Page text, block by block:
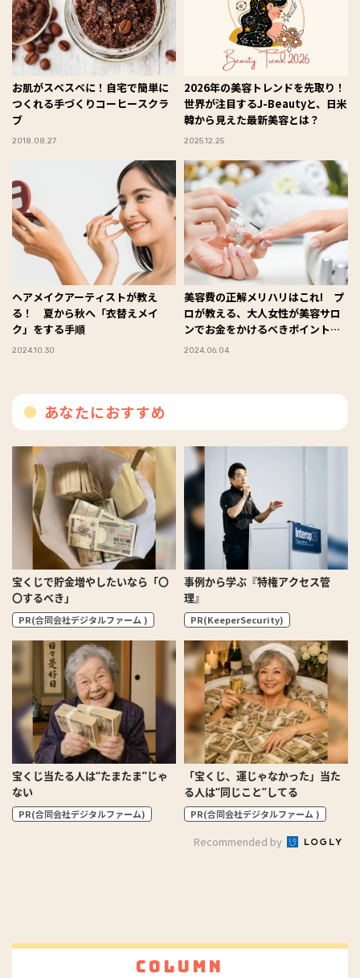
お肌がスベスベに！自宅で簡単に
つくれる手づくりコーヒースクラ
ブ
2018.08.27
2026年の美容トレンドを先取り！
世界が注目するJ-Beautyと、日米
韓から見えた最新美容とは？
2025.12.25
ヘアメイクアーティストが教え
る！ 夏から秋へ「衣替えメイ
ク」をする手順
2024.10.30
美容費の正解メリハリはこれ! プ
ロが教える、大人女性が美容サロ
ンでお金をかけるべきポイントと
は
2024.06.04
あなたにおすすめ
宝くじで貯金増やしたいなら「〇
〇するべき」
PR(合同会社デジタルファーム )
事例から学ぶ『特権アクセス管
理』
PR(KeeperSecurity)
宝くじ当たる人は“たまたま”じゃ
ない
PR(合同会社デジタルファーム)
「宝くじ、運じゃなかった」当た
る人は“同じこと”してる
PR(合同会社デジタルファーム )
Recommended by
Column